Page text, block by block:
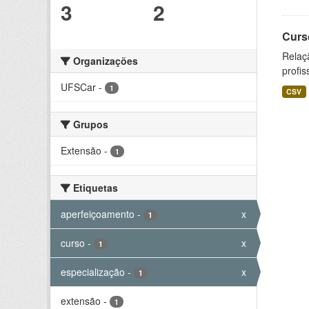
3 2
Organizações
UFSCar - 1
Grupos
Extensão - 1
Etiquetas
aperfeiçoamento - 1 x
curso - 1 x
especialização - 1 x
extensão - 1
CSV